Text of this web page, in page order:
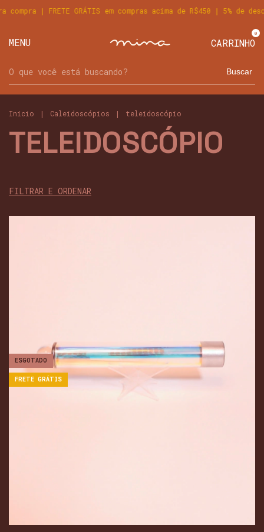
| FRETE GRÁTIS em compras acima de R$450 | 5% de
MENU CARRINHO
0
Buscar
Início | Caleidoscópios | teleidoscópio
TELEIDOSCÓPIO
FILTRAR E ORDENAR
ESGOTADO
FRETE GRÁTIS